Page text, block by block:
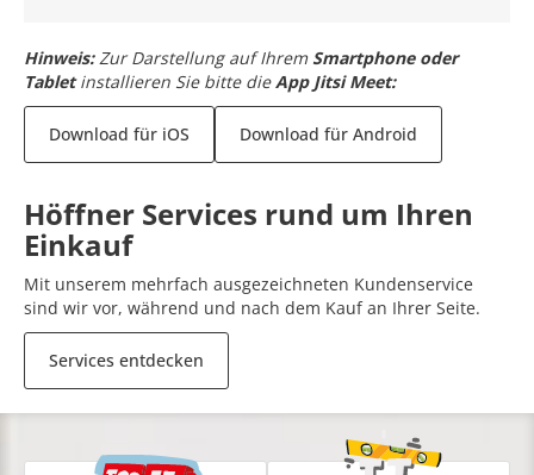
Hinweis: Zur Darstellung auf Ihrem Smartphone oder
Tabletinstallieren Sie bitte dieApp Jitsi Meet:
Download für iOS Download für Android
Höffner Services rund um Ihren
Einkauf
Mit unserem mehrfach ausgezeichneten Kundenservice
sind wir vor, während und nach dem Kauf an Ihrer Seite.
Services entdecken